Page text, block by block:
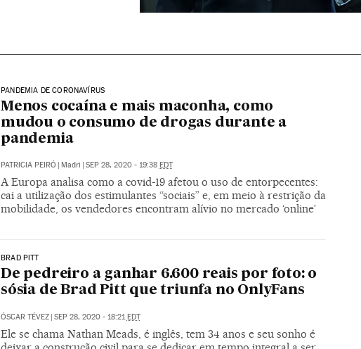
PANDEMIA DE CORONAVÍRUS
Menos cocaína e mais maconha, como
mudou o consumo de drogas durante a
pandemia
PATRICIA PEIRÓ | Madri | SEP 28, 2020 - 19:38 EDT
A Europa analisa como a covid-19 afetou o uso de entorpecentes:
cai a utilização dos estimulantes “sociais” e, em meio à restrição da
mobilidade, os vendedores encontram alívio no mercado ‘online’
BRAD PITT
De pedreiro a ganhar 6.600 reais por foto: o
sósia de Brad Pitt que triunfa no OnlyFans
ÓSCAR TÉVEZ SEP 28, 2020 - 18:21 EDT
Ele se chama Nathan Meads, é inglês, tem 34 anos e seu sonho é